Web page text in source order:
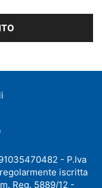
- P.Iva
iscritta
Reg. 5889/12 -